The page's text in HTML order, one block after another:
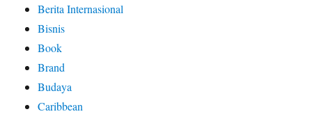
Berita Internasional
Bisnis
Book
Brand
Budaya
Caribbean